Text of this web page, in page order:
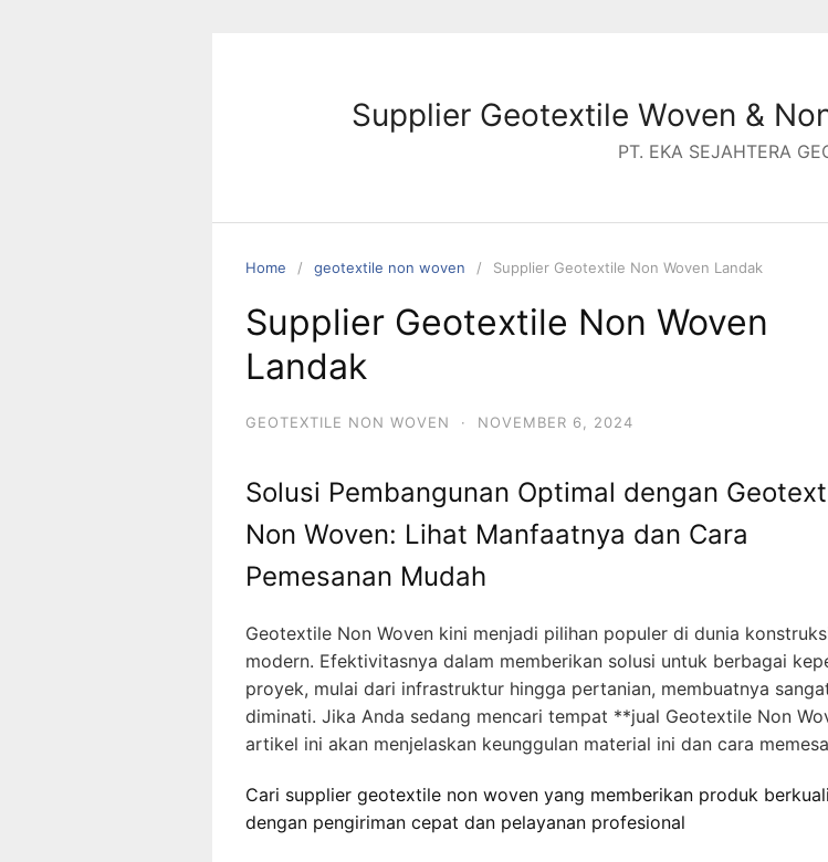
Supplier Geotextile Woven &
PT. EKA SEJAHTERA
Home geotextile non woven Supplier Geotextile Non Woven Landak
Supplier Geotextile Non Woven
Landak
GEOTEXTILE NON WOVEN · NOVEMBER 6, 2024
Solusi Pembangunan Optimal dengan
Non Woven: Lihat Manfaatnya dan Cara
Pemesanan Mudah
Geotextile Non Woven kini menjadi pilihan populer di dunia
modern. Efektivitasnya dalam memberikan solusi untuk berbagai
proyek, mulai dari infrastruktur hingga pertanian, membuatnya
diminati. Jika Anda sedang mencari tempat **jual Geotextile Non
artikel ini akan menjelaskan keunggulan material ini dan cara
Cari supplier geotextile non woven yang memberikan produk
dengan pengiriman cepat dan pelayanan profesional